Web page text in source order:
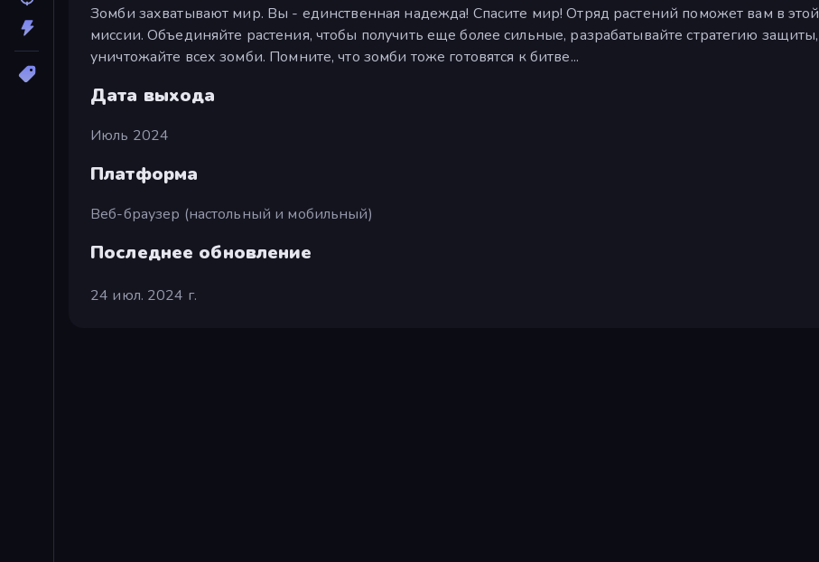
Зомби захватывают мир. Вы - единственная надежда! Спасите мир! Отряд растений поможет вам в этой
миссии. Объединяйте растения, чтобы получить еще более сильные, разрабатывайте стратегию защиты,
уничтожайте всех зомби. Помните, что зомби тоже готовятся к битве...
Дата выхода
Июль 2024
Платформа
Веб-браузер (настольный и мобильный)
Последнее обновление
24 июл. 2024 г.